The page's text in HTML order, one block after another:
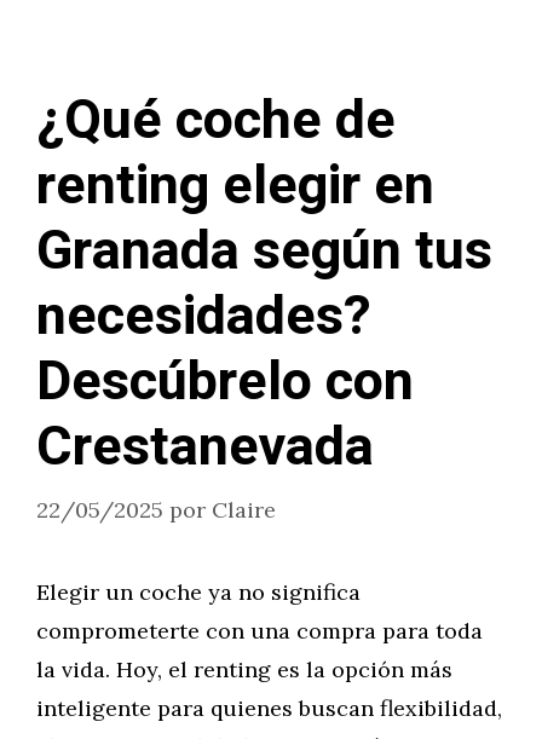
¿Qué coche de
renting elegir en
Granada según tus
necesidades?
Descúbrelo con
Crestanevada
22/05/2025 por Claire
Elegir un coche ya no significa
comprometerte con una compra para toda
la vida. Hoy, el renting es la opción más
inteligente para quienes buscan flexibilidad,